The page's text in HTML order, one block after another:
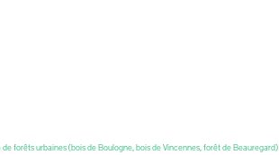
forêts urbaines (bois de Boulogne, bois de Vincennes, forêt de Beauregard)